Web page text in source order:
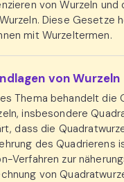
von Wurzeln und
Diese Gesetze
mit Wurzeltermen.
von Wurzeln
Thema behandelt die
insbesondere
dass die
des Quadrierens
Verfahren zur
von